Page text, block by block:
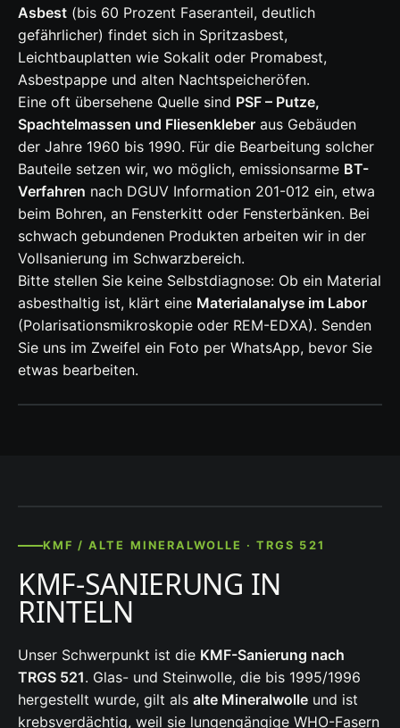
Asbest (bis 60 Prozent Faseranteil, deutlich
gefährlicher) findet sich in Spritzasbest,
Leichtbauplatten wie Sokalit oder Promabest,
Asbestpappe und alten Nachtspeicheröfen.
Eine oft übersehene Quelle sind PSF – Putze,
Spachtelmassen und Fliesenkleber aus Gebäuden
der Jahre 1960 bis 1990. Für die Bearbeitung solcher
Bauteile setzen wir, wo möglich, emissionsarme BT-
Verfahren nach DGUV Information 201-012 ein, etwa
beim Bohren, an Fensterkitt oder Fensterbänken. Bei
schwach gebundenen Produkten arbeiten wir in der
Vollsanierung im Schwarzbereich.
Bitte stellen Sie keine Selbstdiagnose: Ob ein Material
asbesthaltig ist, klärt eine Materialanalyse im Labor
(Polarisationsmikroskopie oder REM-EDXA). Senden
Sie uns im Zweifel ein Foto per WhatsApp, bevor Sie
etwas bearbeiten.
KMF / ALTE MINERALWOLLE · TRGS 521
KMF-SANIERUNG IN
RINTELN
Unser Schwerpunkt ist die KMF-Sanierung nach
TRGS 521. Glas- und Steinwolle, die bis 1995/1996
hergestellt wurde, gilt als alte Mineralwolle und ist
krebsverdächtig, weil sie lungengängige WHO-Fasern